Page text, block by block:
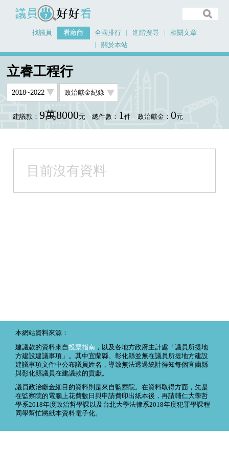
議員好好看
找議員 看廠商 全國排行 進階搜尋
相關文章
關於本站
首頁
立睿工程行
建議款： 9萬8000元 總件數： 1件 政治獻金： 0元
目前沒有資料
本網站資料來源：
建議款的資料來自投票指南 ，以及各地方政府主計處「議員所提地
方建設建議事項」。其中宜蘭縣、彰化縣並無在議員所提地方建設
建議事項文件中公布議員姓名，導致無法透過統計得知每個宜蘭縣
與彰化縣議員在建議款的貢獻。
議員政治獻金細目的資料則是來自監察院。在資料取得方面，先是
在監察院的電腦上花費數日與申請費印出紙本後，再請輔仁大學哲
學系2018年度政治哲學課以及台北大學法律系2018年度犯罪學課程
同學幫忙將紙本資料電子化。